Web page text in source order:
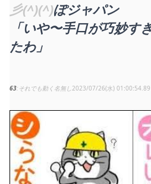
彡(^)(^)ぽジャパン
「いや〜手口が巧妙す
たわ」
63 それでも動く名無し2023/07/26(水) 01:00:54.89